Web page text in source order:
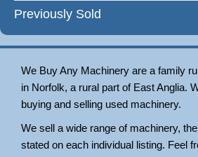
Previously Sold
We Buy Any Machinery are a family
in Norfolk, a rural part of East Anglia.
buying and selling used machinery.
We sell a wide range of machinery,
stated on each individual listing. Feel